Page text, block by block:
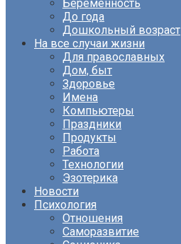
Беременность
До года
Дошкольный возраст
На все случаи жизни
Для православных
Дом, быт
Здоровье
Имена
Компьютеры
Праздники
Продукты
Работа
Технологии
Эзотерика
Новости
Психология
Отношения
Саморазвитие